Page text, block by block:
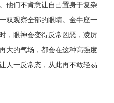
他们不肯意让自己置身于复杂
双观察全部的眼睛。金牛座一
，眼神会变得反常凶恶，凌厉
大的气场，都会在这种高强度
人一反常态，从此再不敢轻易